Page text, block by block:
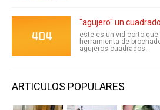
"agujero" un cuadrado
este es un vid corto
herramienta de
agujeros cuadrados.
ARTICULOS POPULARES